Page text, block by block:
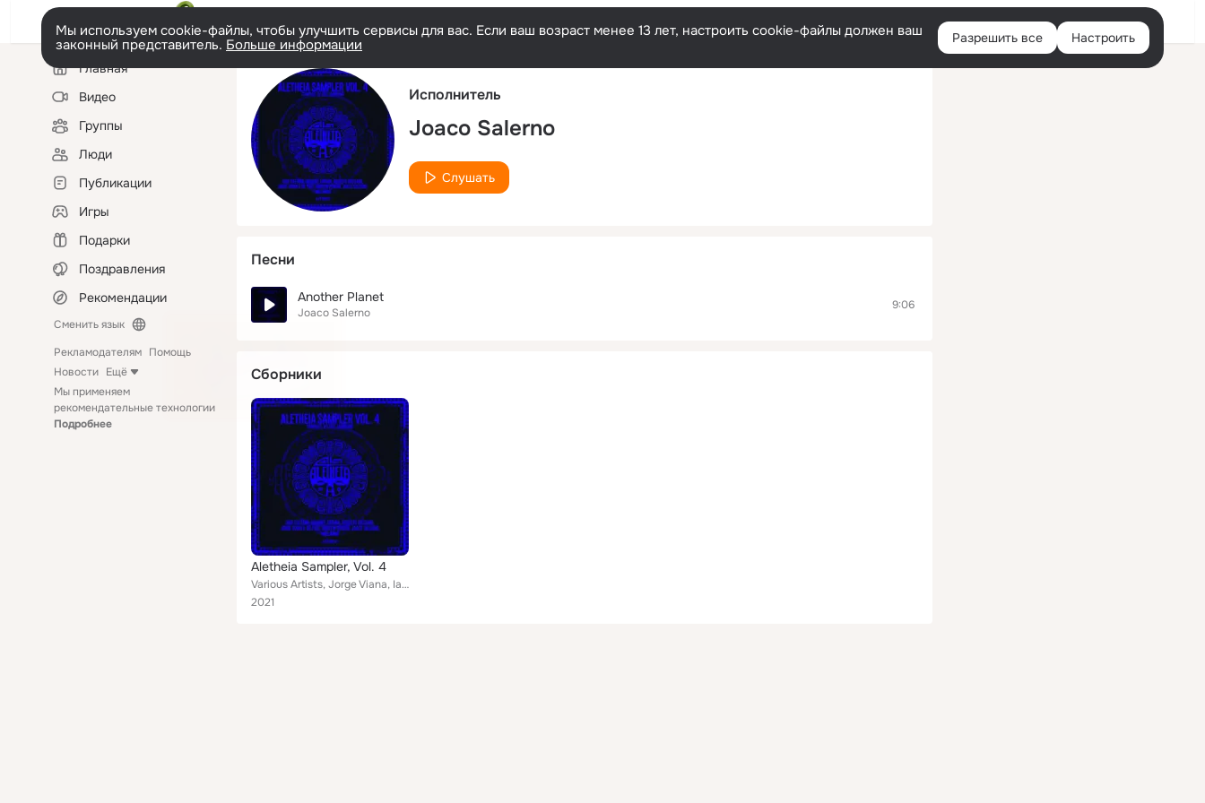
Русский Войти
Мы используем cookie-файлы, чтобы улучшить сервисы для вас. Если ваш возраст менее 13 лет, настроить cookie-файлы должен ваш
законный представитель. Больше информации Разрешить все Настроить
Левая
колонкаГлавная
Видео
Группы
Люди
Публикации
Игры
Подарки
Поздравления
Рекомендации
Сменить язык
Рекламодателям Помощь
Новости Ещё
Мы применяем
рекомендательные технологии
Подробнее
Исполнитель
Joaco Salerno
Слушать
Песни
Another Planet
Joaco Salerno
9:06
Сборники
Aletheia Sampler, Vol. 4
Various Artists, Jorge Viana, Iago Caetano, Joaco Salerno, Dianarp, Agustin Pengov, Datmin, MAC:ANNÂ, Augusto Dassano, Dr.Pius
2021